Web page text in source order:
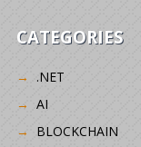
CATEGORIES
.NET
AI
BLOCKCHAIN